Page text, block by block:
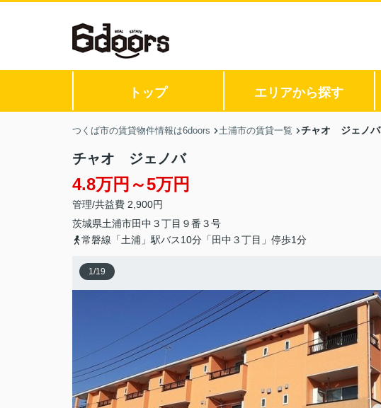
トップ エリアから探す
つくば市の賃貸物件情報は6doors 土浦市の賃貸一覧 チャオ ジェノバ
チャオ ジェノバ
4.8万円～5万円
管理/共益費 2,900円
茨城県土浦市田中 ３丁目９番３号
常磐線「土浦」駅バス10分「田中３丁目」停歩1分
1/19